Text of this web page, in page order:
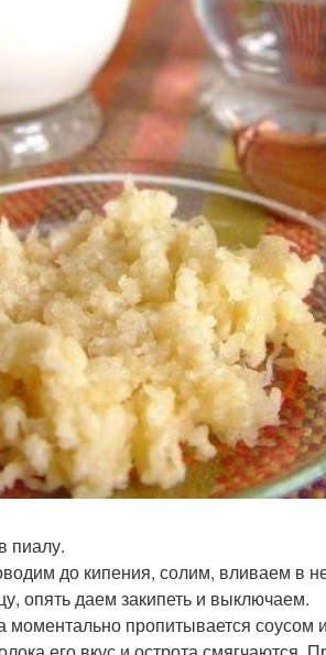
пиалу.
до кипения, солим, вливаем в
опять даем закипеть и выключаем.
пропитывается соусом